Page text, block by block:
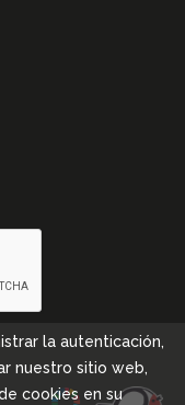
la autenticación,
nuestro sitio web,
cookies en su